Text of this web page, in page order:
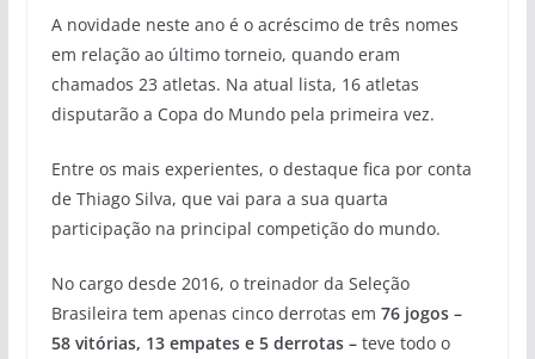
A novidade neste ano é o acréscimo de três nomes
em relação ao último torneio, quando eram
chamados 23 atletas. Na atual lista, 16 atletas
disputarão a Copa do Mundo pela primeira vez.
Entre os mais experientes, o destaque fica por conta
de Thiago Silva, que vai para a sua quarta
participação na principal competição do mundo.
No cargo desde 2016, o treinador da Seleção
Brasileira tem apenas cinco derrotas em 76 jogos –
58 vitórias, 13 empates e 5 derrotas –teve todo o